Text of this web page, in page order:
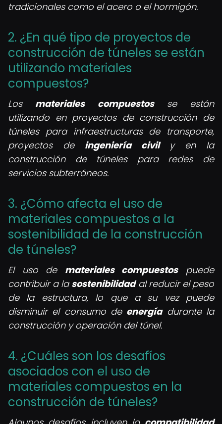
tradicionales como el acero o el hormigón.
2. ¿En qué tipo de proyectos de
construcción de túneles se están
utilizando materiales
compuestos?
Los materiales compuestosse están
utilizando en proyectos de construcción de
túneles para infraestructuras de transporte,
proyectos de ingeniería civily en la
construcción de túneles para redes de
servicios subterráneos.
3. ¿Cómo afecta el uso de
materiales compuestos a la
sostenibilidad de la construcción
de túneles?
El uso de materiales compuestospuede
contribuir a la sostenibilidadal reducir el peso
de la estructura, lo que a su vez puede
disminuir el consumo de energíadurante la
construcción y operación del túnel.
4. ¿Cuáles son los desafíos
asociados con el uso de
materiales compuestos en la
construcción de túneles?